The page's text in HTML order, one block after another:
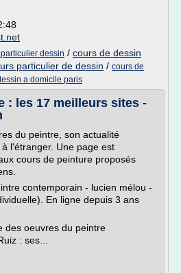
dessin / cours de dessin
particulier de dessin / cours de
a domicile paris
: les 17 meilleurs sites -
du peintre, son actualité
l'étranger. Une page est
cours de peinture proposés
contemporain - lucien mélou -
En ligne depuis 3 ans
des oeuvres du peintre
: ses...